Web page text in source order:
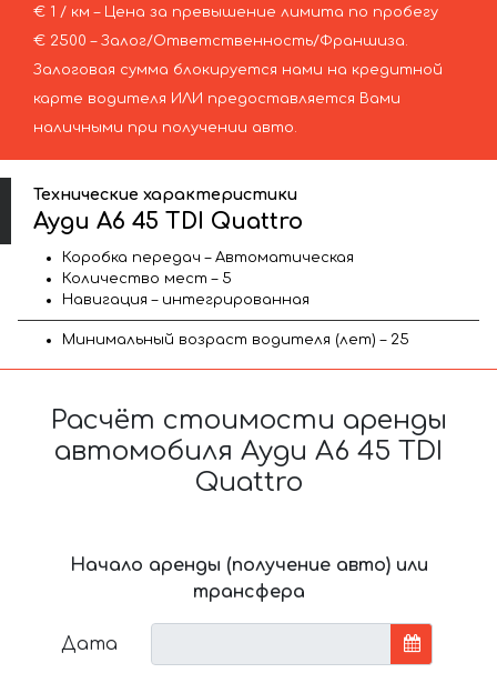
€ 1 / км – Цена за превышение лимита по пробегу
€ 2500 – Залог/Ответственность/Франшиза.
Залоговая сумма блокируется нами на кредитной
карте водителя ИЛИ предоставляется Вами
наличными при получении авто.
Технические характеристики
Ауди A6 45 TDI Quattro
Коробка передач – Автоматическая
Количество мест – 5
Навигация – интегрированная
Минимальный возраст водителя (лет) – 25
Расчёт стоимости аренды
автомобиля Ауди A6 45 TDI
Quattro
Начало аренды (получение авто) или
трансфера
Дата